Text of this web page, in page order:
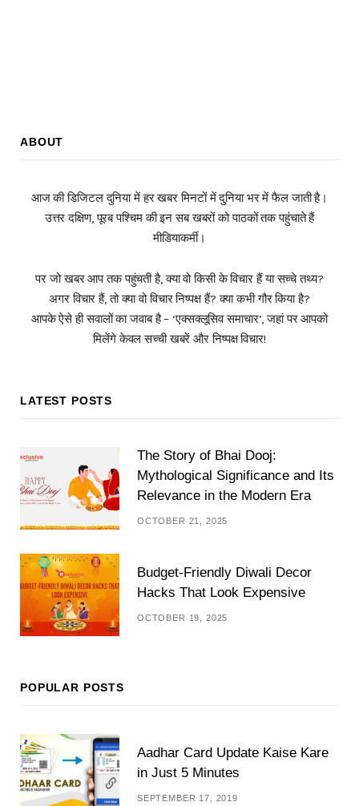
ABOUT
आज की डिजिटल दुनिया में हर खबर मिनटों में दुनिया भर में फैल जाती है।
उत्तर दक्षिण, पूरब पश्चिम की इन सब खबरों को पाठकों तक पहुंचाते हैं
मीडियाकर्मी।
पर जो खबर आप तक पहुंचती है, क्या वो किसी के विचार हैं या सच्चे तथ्य?
अगर विचार हैं, तो क्या वो विचार निष्पक्ष हैं? क्या कभी गौर किया है?
आपके ऐसे ही सवालों का जवाब है – ‘एक्सक्लूसिव समाचार’, जहां पर आपको
मिलेंगे केवल सच्ची खबरें और निष्पक्ष विचार!
LATEST POSTS
The Story of Bhai Dooj:
Mythological Significance and Its
Relevance in the Modern Era
OCTOBER 21, 2025
Budget-Friendly Diwali Decor
Hacks That Look Expensive
OCTOBER 19, 2025
POPULAR POSTS
Aadhar Card Update Kaise Kare
in Just 5 Minutes
SEPTEMBER 17, 2019